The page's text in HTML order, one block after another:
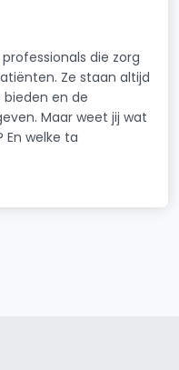
die zorg
Ze staan altijd
en de
Maar weet jij wat
welke ta